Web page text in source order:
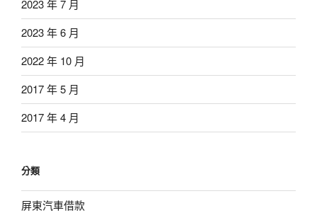
2023 年 7 月
2023 年 6 月
2022 年 10 月
2017 年 5 月
2017 年 4 月
分類
屏東汽車借款